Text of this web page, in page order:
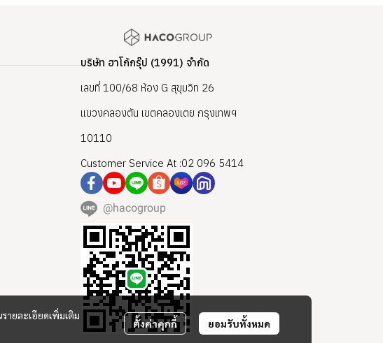
ยละเอียดเพิ่มเติม
ตั้งค่าคุกกี้ ยอมรับทั้งหมด
บริษัท ฮาโก้กรุ๊ป (1991) จำกัด
เลขที่ 100/68 ห้อง G สุขุมวิท 26
แขวงคลองตัน เขตคลองเตย กรุงเทพฯ
10110
Customer Service At :02 096 5414
@hacogroup